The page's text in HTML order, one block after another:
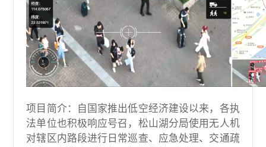
项目简介：自国家推出低空经济建设以来，各执
法单位也积极响应号召，松山湖分局使用无人机
对辖区内路段进行日常巡查、应急处理、交通疏